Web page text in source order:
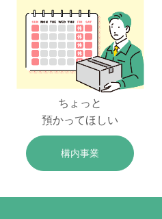
ちょっと
預かってほしい
構内事業